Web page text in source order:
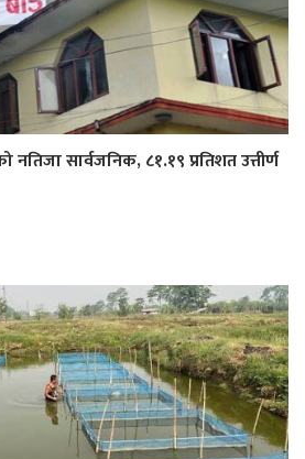
नतिजा सार्वजनिक, ८१.१९ प्रतिशत उत्तीर्ण